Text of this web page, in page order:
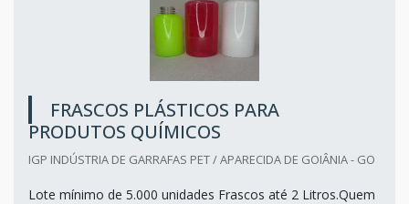
FRASCOS PLÁSTICOS PARA
PRODUTOS QUÍMICOS
IGP INDÚSTRIA DE GARRAFAS PET / APARECIDA DE GOIÂNIA - GO
Lote mínimo de 5.000 unidades Frascos até 2 Litros.Quem